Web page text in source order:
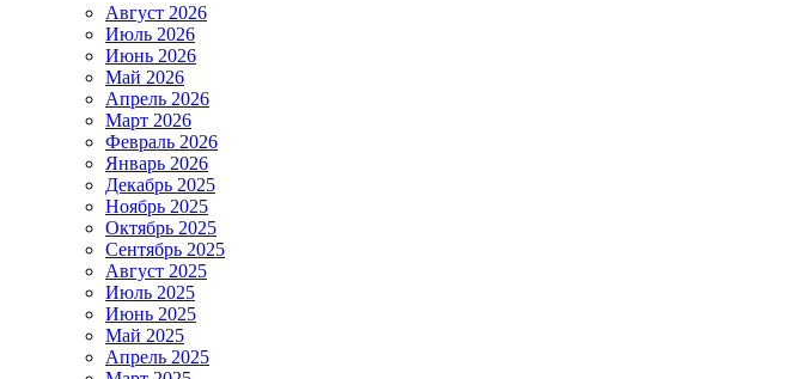
Август 2026
Июль 2026
Июнь 2026
Май 2026
Апрель 2026
Март 2026
Февраль 2026
Январь 2026
Декабрь 2025
Ноябрь 2025
Октябрь 2025
Сентябрь 2025
Август 2025
Июль 2025
Июнь 2025
Май 2025
Апрель 2025